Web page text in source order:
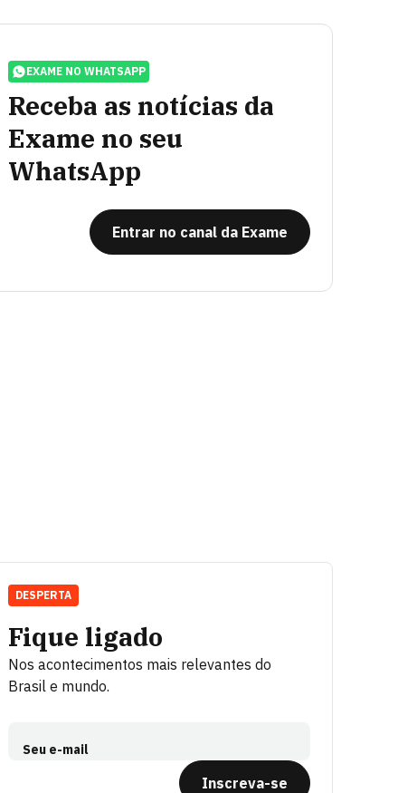
EXAME NO WHATSAPP
Receba as notícias da
Exame no seu
WhatsApp
Entrar no canal da Exame
Fique ligado
Nos acontecimentos mais relevantes do
Brasil e mundo.
Seu e-mail
Inscreva-se
DESPERTA